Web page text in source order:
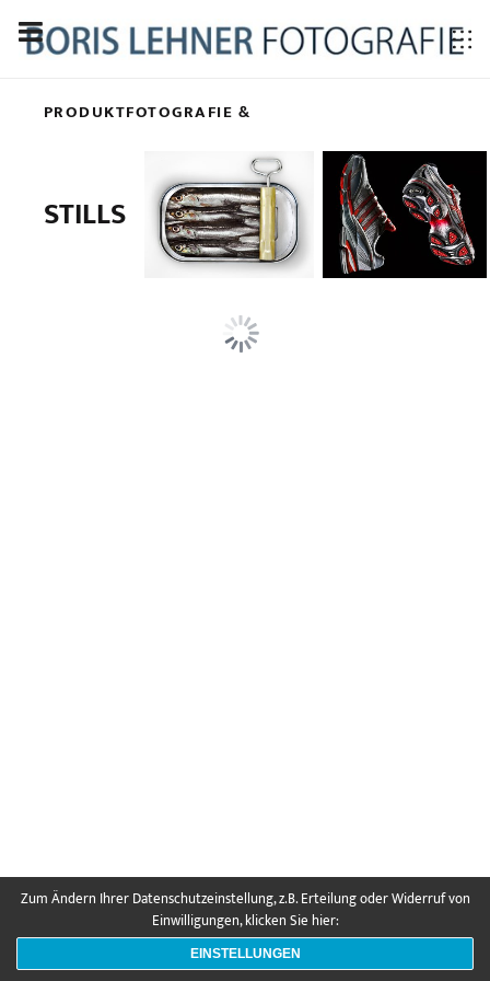
PRODUKTFOTOGRAFIE &
STILLS
Zum Ändern Ihrer Datenschutzeinstellung, z.B. Erteilung oder Widerruf von
Einwilligungen, klicken Sie hier:
EINSTELLUNGEN